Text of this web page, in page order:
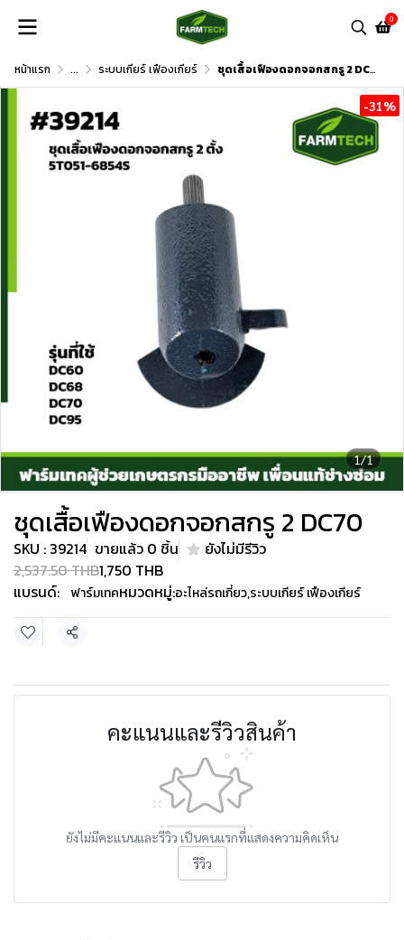
0
หน้าแรก ... ระบบเกียร์ เฟืองเกียร์ ชุดเสื้อเฟืองดอกจอกสกรู 2 DC70
1/1
-31%
ชุดเสื้อเฟืองดอกจอกสกรู 2 DC70
SKU : 39214 ขายแล้ว 0 ชิ้น
ยังไม่มีรีวิว
2,537.50 THB1,750 THB
แบรนด์:
ฟาร์มเทคหมวดหมู่:อะไหล่รถเกี่ยว,ระบบเกียร์ เฟืองเกียร์
แชร์
คะแนนและรีวิวสินค้า
ยังไม่มีคะแนนและรีวิว เป็นคนแรกที่แสดงความคิดเห็น
รีวิว